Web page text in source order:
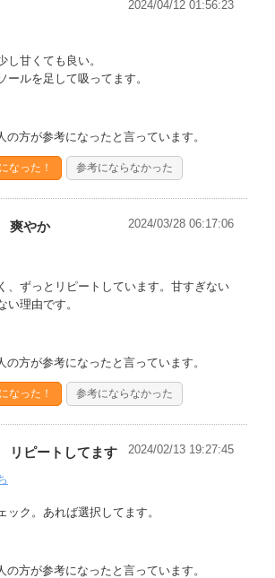
2024/04/12 01:56:23
し甘くても良い。
ールを足して吸ってます。
の方が参考になったと言っています。
なった！ 参考にならなかった
爽やか 2024/03/28 06:17:06
、ずっとリピートしています。甘すぎない
い理由です。
の方が参考になったと言っています。
なった！ 参考にならなかった
リピートしてます 2024/02/13 19:27:45
ック。あれば選択してます。
の方が参考になったと言っています。